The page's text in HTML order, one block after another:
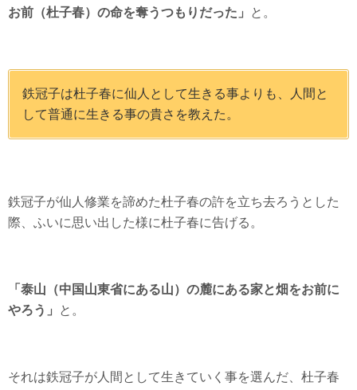
お前（杜子春）の命を奪うつもりだった」 と。
鉄冠子は杜子春に仙人として生きる事よりも、人間と
して普通に生きる事の貴さを教えた。
鉄冠子が仙人修業を諦めた杜子春の許を立ち去ろうとした
際、ふいに思い出した様に杜子春に告げる。
「泰山（中国山東省にある山）の麓にある家と畑をお前に
やろう」
と。
それは鉄冠子が人間として生きていく事を選んだ、杜子春